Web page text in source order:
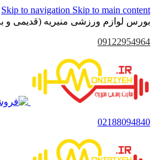
Skip to navigation Skip to main content
بورس لوازم ورزشی منیریه (قدیمی و
09122954964
02188094840